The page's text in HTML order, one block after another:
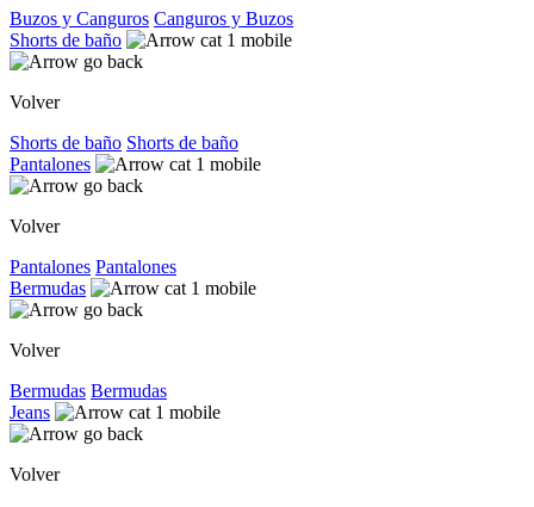
Buzos y Canguros Canguros y Buzos
Shorts de baño
Volver
Shorts de baño Shorts de baño
Pantalones
Volver
Pantalones Pantalones
Bermudas
Volver
Bermudas Bermudas
Jeans
Volver